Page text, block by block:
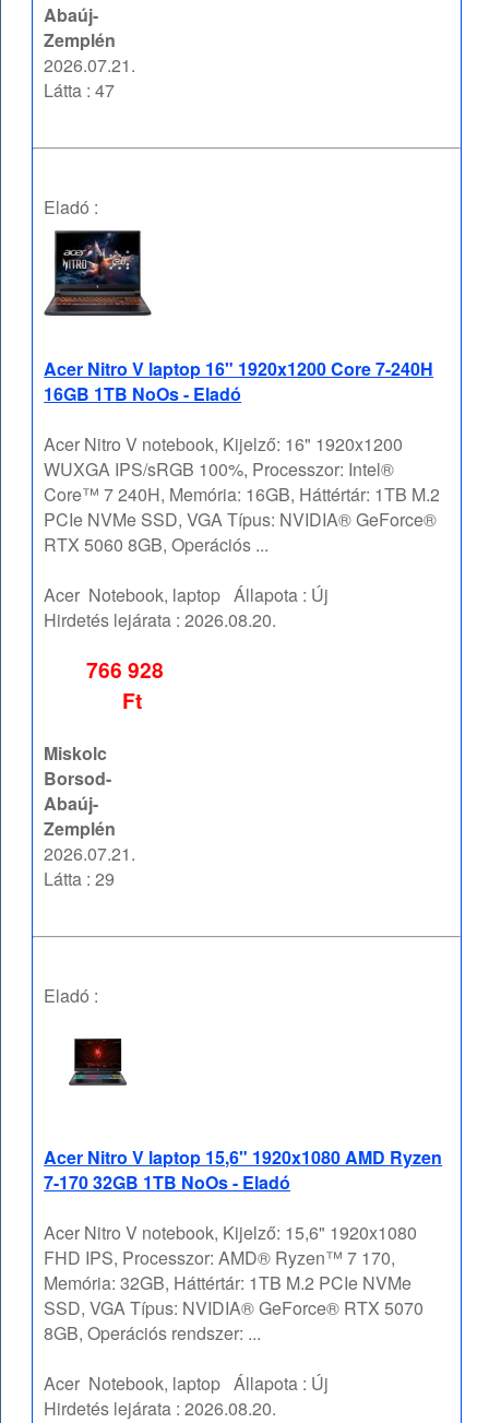
Abaúj-
Zemplén
2026.07.21.
Látta : 47
Eladó :
Acer Nitro V laptop 16" 1920x1200 Core 7-240H
16GB 1TB NoOs - Eladó
Acer Nitro V notebook, Kijelző: 16" 1920x1200
WUXGA IPS/sRGB 100%, Processzor: Intel®
Core™ 7 240H, Memória: 16GB, Háttértár: 1TB M.2
PCIe NVMe SSD, VGA Típus: NVIDIA® GeForce®
RTX 5060 8GB, Operációs ...
Acer Notebook, laptop Állapota : Új
Hirdetés lejárata :2026.08.20.
766 928
Ft
Miskolc
Borsod-
Abaúj-
Zemplén
2026.07.21.
Látta : 29
Eladó :
Acer Nitro V laptop 15,6" 1920x1080 AMD Ryzen
7-170 32GB 1TB NoOs - Eladó
Acer Nitro V notebook, Kijelző: 15,6" 1920x1080
FHD IPS, Processzor: AMD® Ryzen™ 7 170,
Memória: 32GB, Háttértár: 1TB M.2 PCIe NVMe
SSD, VGA Típus: NVIDIA® GeForce® RTX 5070
8GB, Operációs rendszer: ...
Acer Notebook, laptop Állapota : Új
Hirdetés lejárata :2026.08.20.